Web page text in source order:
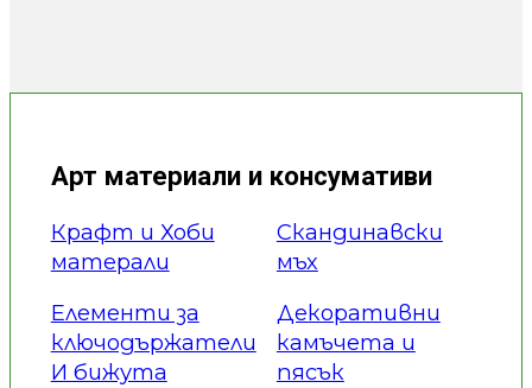
Арт материали и консумативи
Крафт и Хоби
матерали
Елементи за
ключодържатели
И бижута
Скандинавски
мъх
Декоративни
камъчета и
пясък